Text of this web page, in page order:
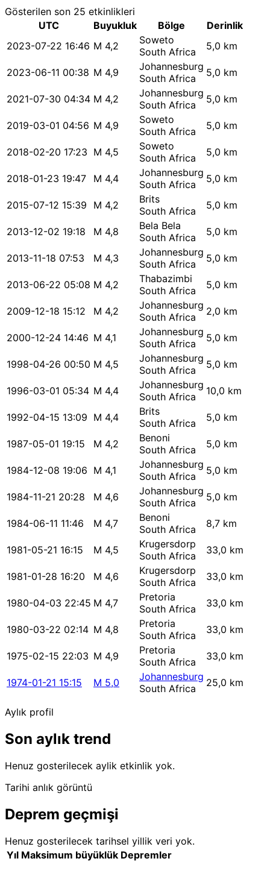
Gösterilen son 25 etkinlikleri
UTC
Buyukluk Bölge
Derinlik
2023-07-22 16:46 M 4,2
Soweto
South Africa
5,0 km
2023-06-11 00:38 M 4,9
Johannesburg
South Africa
5,0 km
2021-07-30 04:34 M 4,2
Johannesburg
South Africa
5,0 km
2019-03-01 04:56 M 4,9
Soweto
South Africa
5,0 km
2018-02-20 17:23 M 4,5
Soweto
South Africa
5,0 km
2018-01-23 19:47 M 4,4
Johannesburg
South Africa
5,0 km
2015-07-12 15:39 M 4,2
Brits
South Africa
5,0 km
2013-12-02 19:18 M 4,8
Bela Bela
South Africa
5,0 km
2013-11-18 07:53 M 4,3
Johannesburg
South Africa
5,0 km
2013-06-22 05:08 M 4,2
Thabazimbi
South Africa
5,0 km
2009-12-18 15:12 M 4,2
Johannesburg
South Africa
2,0 km
2000-12-24 14:46 M 4,1
Johannesburg
South Africa
5,0 km
1998-04-26 00:50 M 4,5
Johannesburg
South Africa
5,0 km
1996-03-01 05:34 M 4,4
Johannesburg
South Africa
10,0 km
1992-04-15 13:09 M 4,4
Brits
South Africa
5,0 km
1987-05-01 19:15 M 4,2
Benoni
South Africa
5,0 km
1984-12-08 19:06 M 4,1
Johannesburg
South Africa
5,0 km
1984-11-21 20:28 M 4,6
Johannesburg
South Africa
5,0 km
1984-06-11 11:46 M 4,7
Benoni
South Africa
8,7 km
1981-05-21 16:15 M 4,5
Krugersdorp
South Africa
33,0 km
1981-01-28 16:20 M 4,6
Krugersdorp
South Africa
33,0 km
1980-04-03 22:45 M 4,7
Pretoria
South Africa
33,0 km
1980-03-22 02:14 M 4,8
Pretoria
South Africa
33,0 km
1975-02-15 22:03 M 4,9
Pretoria
South Africa
33,0 km
1974-01-21 15:15 M 5,0
Johannesburg
South Africa
25,0 km
Aylık profil
Son aylık trend
Henuz gosterilecek aylik etkinlik yok.
Tarihi anlık görüntü
Deprem geçmişi
Henuz gosterilecek tarihsel yillik veri yok.
Yıl Maksimum büyüklük Depremler